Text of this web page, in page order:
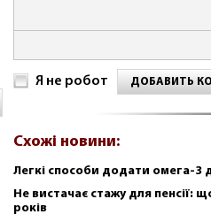
Я не робот ДОБАВИТЬ
Схожі новини:
Легкі способи додати омега-3
Не вистачає стажу для пенсії:
років